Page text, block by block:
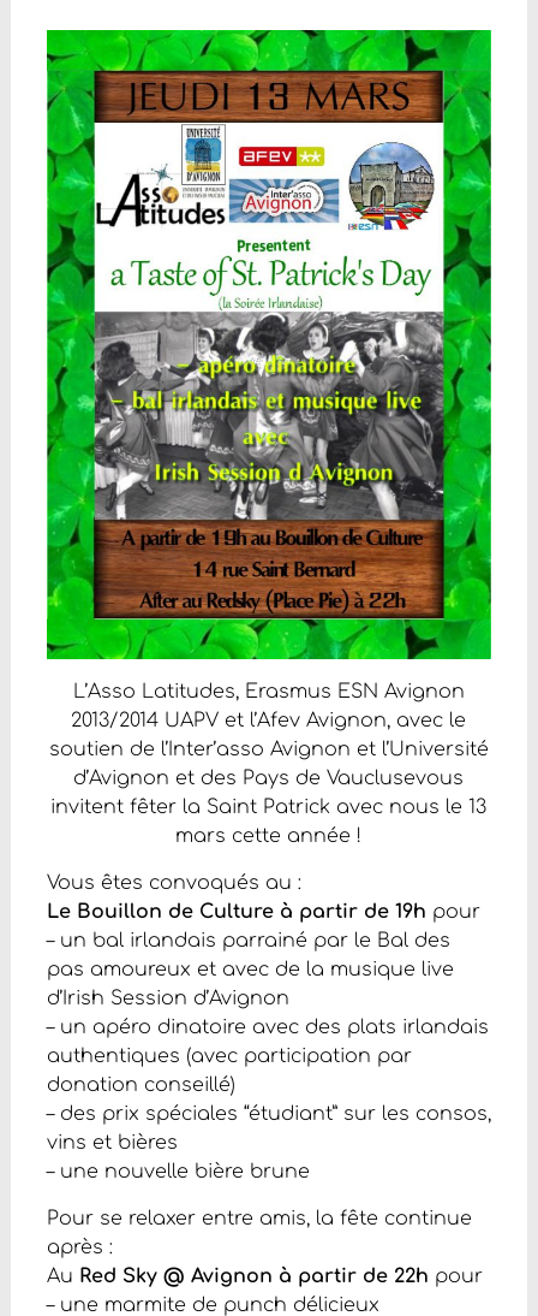
L’Asso Latitudes, Erasmus ESN Avignon
2013/2014 UAPV et l’Afev Avignon, avec le
soutien de l’Inter’asso Avignon et l’Université
d’Avignon et des Pays de Vauclusevous
invitent fêter la Saint Patrick avec nous le 13
mars cette année !
Vous êtes convoqués au :
Le Bouillon de Cultureà partir de 19h pour
– un bal irlandais parrainé par le Bal des
pas amoureux et avec de la musique live
d’Irish Session d’Avignon
– un apéro dinatoire avec des plats irlandais
authentiques (avec participation par
donation conseillé)
– des prix spéciales “étudiant” sur les consos,
vins et bières
– une nouvelle bière brune
Pour se relaxer entre amis, la fête continue
après :
Au Red Sky @ Avignon à partir de 22h pour
– une marmite de punch délicieux